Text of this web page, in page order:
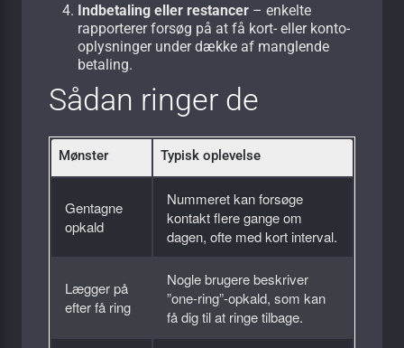
Indbetaling eller restancer – enkelte
rapporterer forsøg på at få kort- eller konto­
oplysninger under dække af manglende
betaling.
Sådan ringer de
Mønster Typisk oplevelse
Gentagne
opkald
Nummeret kan forsøge
kontakt flere gange om
dagen, ofte med kort interval.
Lægger på
efter få ring
Nogle brugere beskriver
”one-ring”-opkald, som kan
få dig til at ringe tilbage.